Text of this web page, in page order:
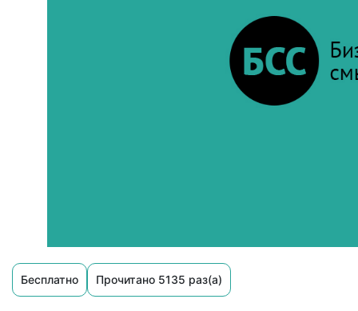
Бесплатно Прочитано 5135 раз(а)